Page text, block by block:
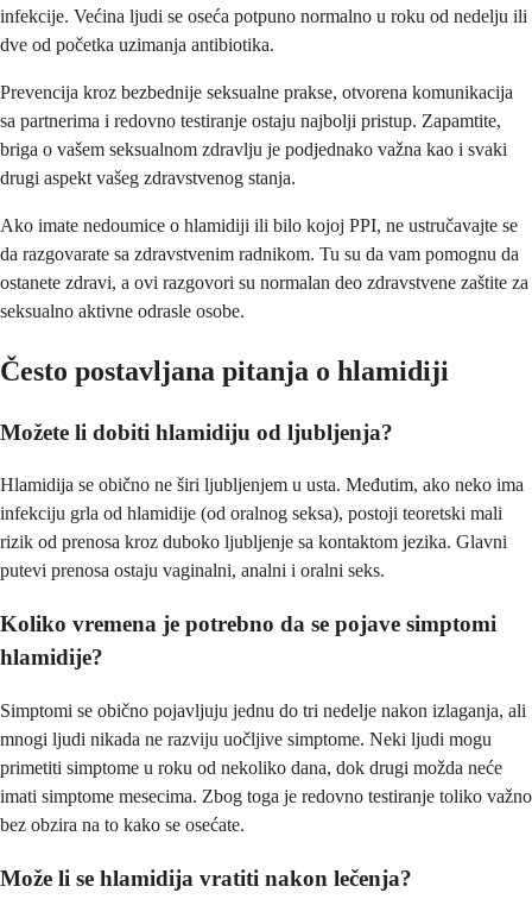
infekcije. Većina ljudi se oseća potpuno normalno u roku od nedelju ili
dve od početka uzimanja antibiotika.
Prevencija kroz bezbednije seksualne prakse, otvorena komunikacija
sa partnerima i redovno testiranje ostaju najbolji pristup. Zapamtite,
briga o vašem seksualnom zdravlju je podjednako važna kao i svaki
drugi aspekt vašeg zdravstvenog stanja.
Ako imate nedoumice o hlamidiji ili bilo kojoj PPI, ne ustručavajte se
da razgovarate sa zdravstvenim radnikom. Tu su da vam pomognu da
ostanete zdravi, a ovi razgovori su normalan deo zdravstvene zaštite za
seksualno aktivne odrasle osobe.
Često postavljana pitanja o hlamidiji
Možete li dobiti hlamidiju od ljubljenja?
Hlamidija se obično ne širi ljubljenjem u usta. Međutim, ako neko ima
infekciju grla od hlamidije (od oralnog seksa), postoji teoretski mali
rizik od prenosa kroz duboko ljubljenje sa kontaktom jezika. Glavni
putevi prenosa ostaju vaginalni, analni i oralni seks.
Koliko vremena je potrebno da se pojave simptomi
hlamidije?
Simptomi se obično pojavljuju jednu do tri nedelje nakon izlaganja, ali
mnogi ljudi nikada ne razviju uočljive simptome. Neki ljudi mogu
primetiti simptome u roku od nekoliko dana, dok drugi možda neće
imati simptome mesecima. Zbog toga je redovno testiranje toliko važno
bez obzira na to kako se osećate.
Može li se hlamidija vratiti nakon lečenja?